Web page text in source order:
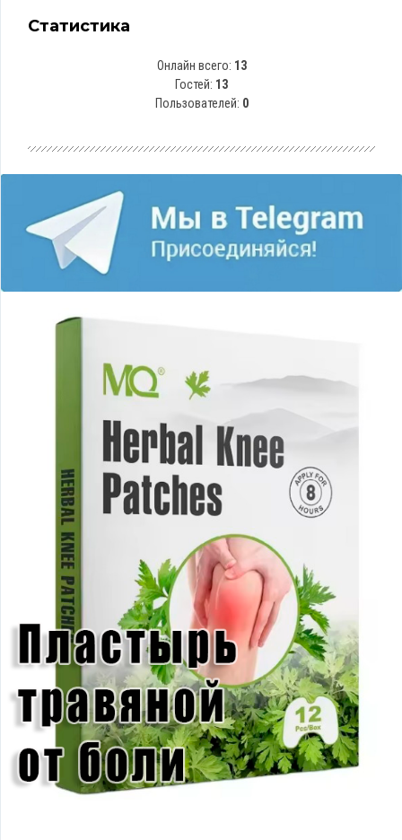
Статистика
Онлайн всего: 13
Гостей: 13
Пользователей: 0